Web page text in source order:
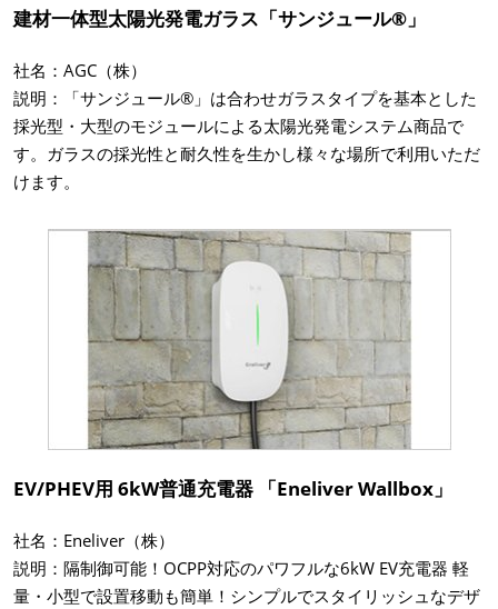
建材一体型太陽光発電ガラス「サンジュール®」
社名：AGC（株）
説明：「サンジュール®」は合わせガラスタイプを基本とした
採光型・大型のモジュールによる太陽光発電システム商品で
す。ガラスの採光性と耐久性を生かし様々な場所で利用いただ
けます。
EV/PHEV用 6kW普通充電器 「Eneliver Wallbox」
社名：Eneliver（株）
説明：隔制御可能！OCPP対応のパワフルな6kW EV充電器 軽
量・小型で設置移動も簡単！シンプルでスタイリッシュなデザ